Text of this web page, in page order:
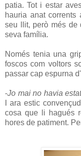
patia. Tot i estar
hauria anat
seu llit, però més de
seva família.
Només tenia una
foscos com voltors
passar cap espurna
-Jo mai no havia
I ara estic
cosa que li hagués
hores de patiment.